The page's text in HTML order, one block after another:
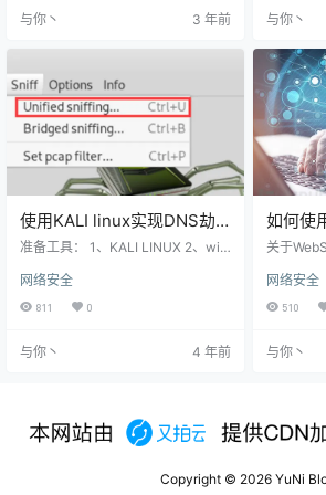
别到处装逼，到时候被打了惨的还
文件 cc.php 代码如下： <?php defi
ne('SYSTEM…
与你丶 3 年前
完全控制
间向微
节，并将
“双杀”漏
器及使
与你丶
使用KALI linux实现DNS劫
持实验操作
准备工具： 1、KALI LINUX 2、win
测试windowns上网无问题及查看IP
地址 打开KALI命令行，查找并编辑
etter.dns文件 在打开的命令行中输
编辑完成后保存 KALI打开ettercap
网络安全
811 0
与你丶 4 年前
如何使
你组织
关于
ebStor的
以轻松快
网站，以
之外，
现快速枚
网站。因
网络安全
510
与你丶
Copyright © 2026YuNi